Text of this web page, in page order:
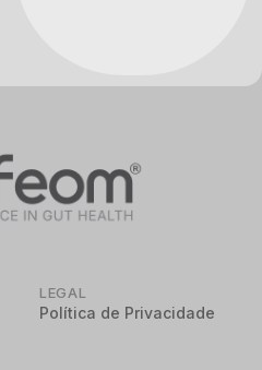
LEGAL
Política de Privacidade